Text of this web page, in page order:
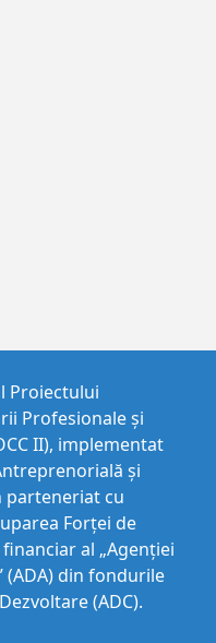
Proiectului
Profesionale și
II), implementat
şi
parteneriat cu
Forței de
al „Agenției
(ADA) din fondurile
(ADC).